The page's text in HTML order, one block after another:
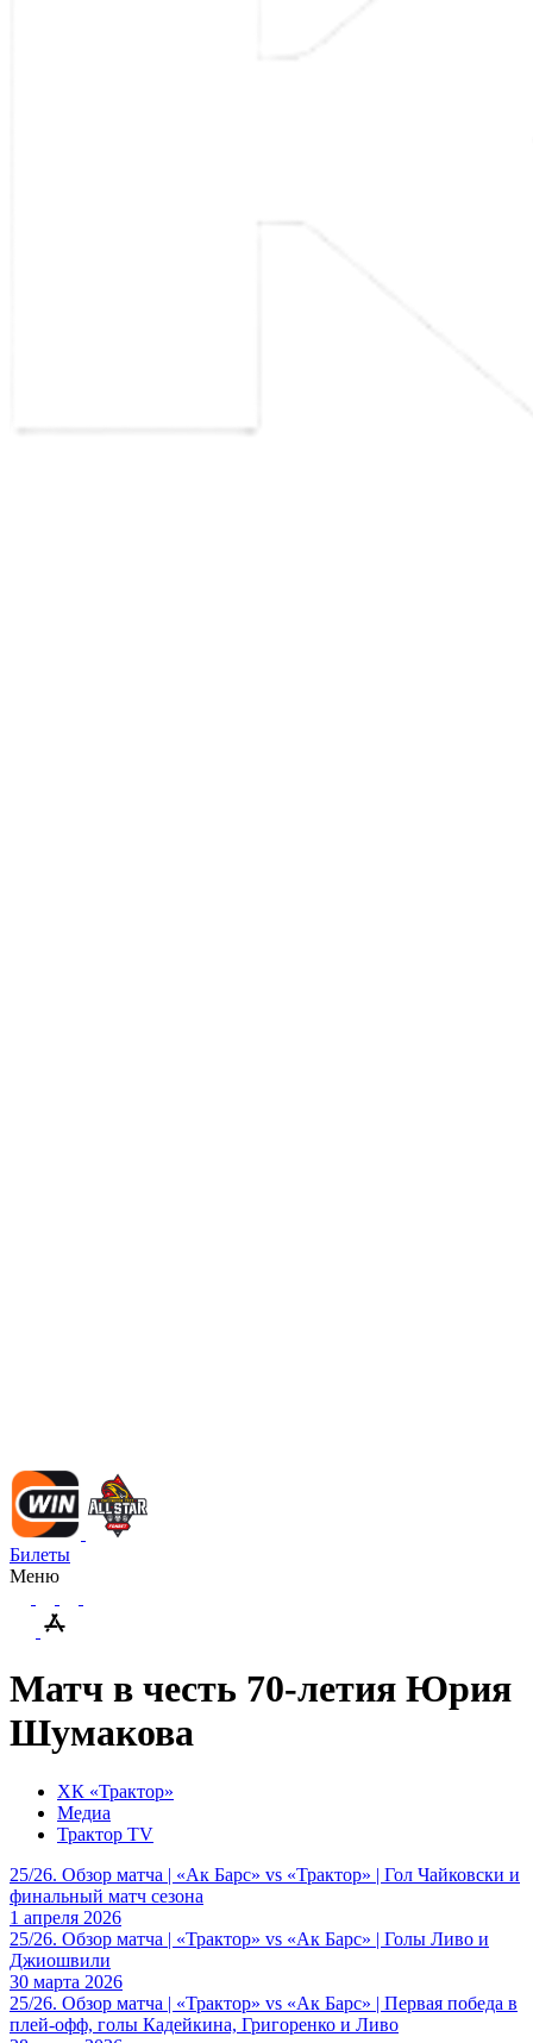
Билеты
Меню
Матч в честь 70-летия Юрия
Шумакова
ХК «Трактор»
Медиа
Трактор TV
25/26. Обзор матча | «Ак Барс» vs «Трактор» | Гол Чайковски и
финальный матч сезона
1 апреля 2026
25/26. Обзор матча | «Трактор» vs «Ак Барс» | Голы Ливо и
Джиошвили
30 марта 2026
25/26. Обзор матча | «Трактор» vs «Ак Барс» | Первая победа в
плей-офф, голы Кадейкина, Григоренко и Ливо